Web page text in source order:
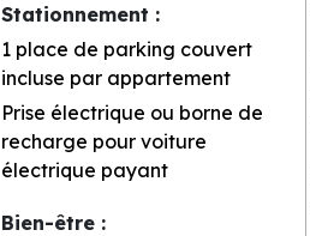
Stationnement :
1 place de parking couvert
incluse par appartement
Prise électrique ou borne de
recharge pour voiture
électrique payant
Bien-être :